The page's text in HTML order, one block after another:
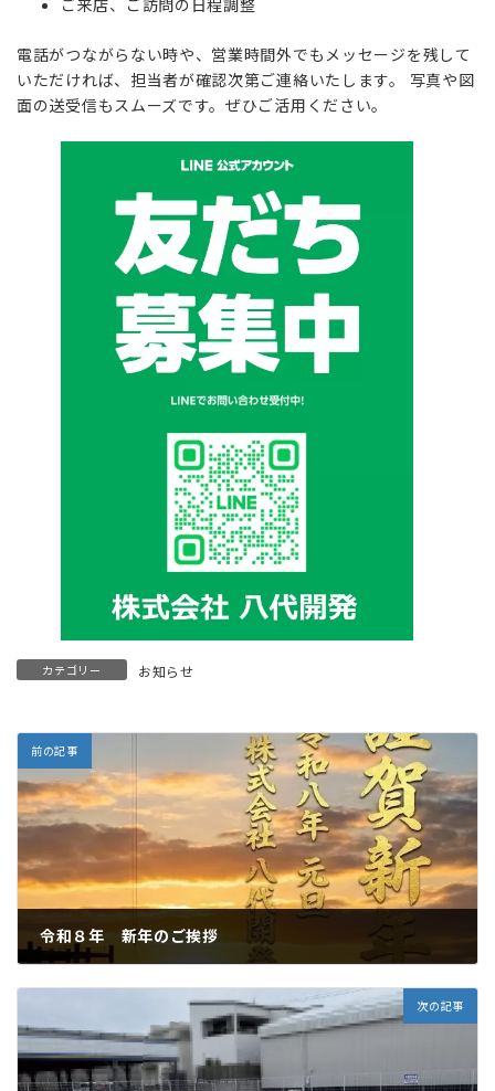
電話がつながらない時や、営業時間外でもメッセージを残して
いただければ、担当者が確認次第ご連絡いたします。 写真や図
面の送受信もスムーズです。ぜひご活用ください。
カテゴリー お知らせ
前の記事
令和８年 新年のご挨拶
次の記事